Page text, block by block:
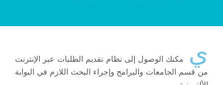
ي
مكنك الوصول إلى نظام تقديم الطلبات عبر الإنترنت
من قسم الجامعات والبرامج وإجراء البحث اللازم في البوابة